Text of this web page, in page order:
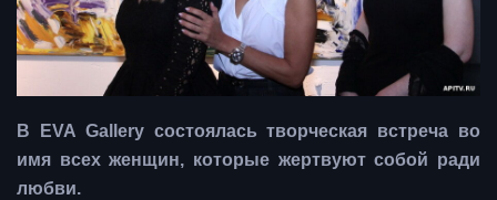
В EVA Gallery состоялась творческая встреча во
имя всех женщин, которые жертвуют собой ради
любви.